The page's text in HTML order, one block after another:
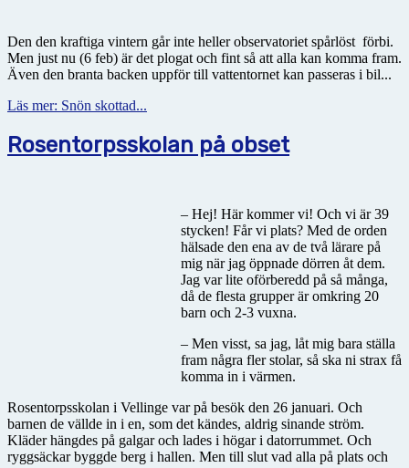
Den den kraftiga vintern går inte heller observatoriet spårlöst förbi.
Men just nu (6 feb) är det plogat och fint så att alla kan komma fram.
Även den branta backen uppför till vattentornet kan passeras i bil...
Läs mer: Snön skottad...
Rosentorpsskolan på obset
– Hej! Här kommer vi! Och vi är 39
stycken! Får vi plats? Med de orden
hälsade den ena av de två lärare på
mig när jag öppnade dörren åt dem.
Jag var lite oförberedd på så många,
då de flesta grupper är omkring 20
barn och 2-3 vuxna.
– Men visst, sa jag, låt mig bara ställa
fram några fler stolar, så ska ni strax få
komma in i värmen.
Rosentorpsskolan i Vellinge var på besök den 26 januari. Och
barnen de vällde in i en, som det kändes, aldrig sinande ström.
Kläder hängdes på galgar och lades i högar i datorrummet. Och
ryggsäckar byggde berg i hallen. Men till slut vad alla på plats och